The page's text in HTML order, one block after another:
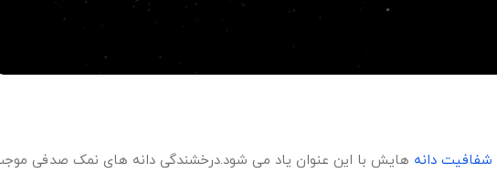
شفافیت دانه هایش با این عنوان یاد می شود.درخشندگی دانه های نمک صدفی